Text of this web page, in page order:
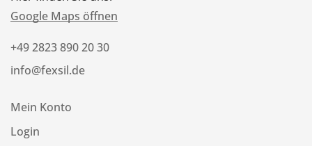
Google Maps öffnen
+49 2823 890 20 30
info@fexsil.de
Mein Konto
Login